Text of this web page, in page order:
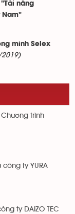
"Tài năng
Nam"
minh Selex
trình
ty YURA
ty DAIZO TEC